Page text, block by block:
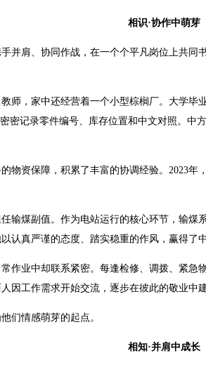
相识·协作中萌芽
并肩、协同作战，在一个个平凡岗位上共
师，家中还经营着一个小型棕榈厂。大学毕
密记录零件编号、库存位置和中文对照。
物资保障，积累了丰富的协调经验。2023
输煤副值。作为电站运行的核心环节，输煤
认真严谨的态度、踏实稳重的作风，赢得了
作业中却联系紧密。每逢检修、调拨、紧
因工作需求开始交流，逐步在彼此的敬业中
们情感萌芽的起点。
相知·并肩中成长